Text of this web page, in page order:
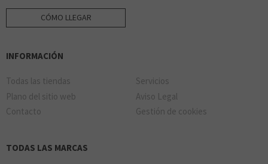
CÓMO LLEGAR
INFORMACIÓN
Todas las tiendas
Servicios
Plano del sitio web
Aviso Legal
Contacto
Gestión de cookies
TODAS LAS MARCAS